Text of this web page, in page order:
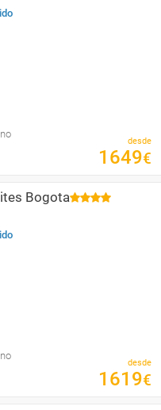
desde
1649€
Bogota
desde
1619€